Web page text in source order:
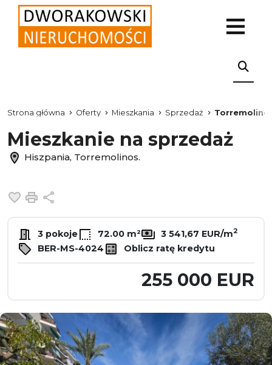
Strona główna Oferty Mieszkania Sprzedaż
Mieszkanie na sprzedaż
Hiszpania, Torremolinos.
Dodaj do ulubionych
Drukuj
3 pokoje 72.00 m² 3 541,67 EUR/m2
BER-MS-4024 Oblicz ratę kredytu
255 000 EUR